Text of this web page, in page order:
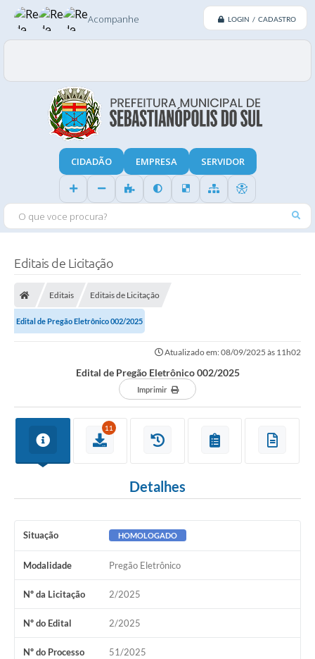
LOGIN / CADASTRO
O QUE VOCE PROCURA?
Acompanhe
CIDADÃO EMPRESA SERVIDOR
Editais de Licitação
Editais Editais de Licitação
Edital de Pregão Eletrônico 002/2025
Atualizado em: 08/09/2025 às 11h02
Edital de Pregão Eletrônico 002/2025
Imprimir
11
Detalhes
Situação HOMOLOGADO
Modalidade Pregão Eletrônico
Nº da Licitação 2/2025
Nº do Edital 2/2025
Nº do Processo 51/2025